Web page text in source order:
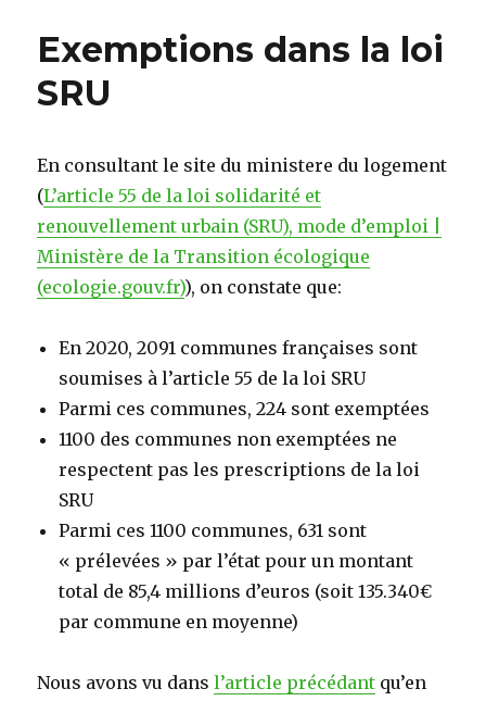
Exemptions dans la loi
SRU
En consultant le site du ministere du logement
(L’article 55 de la loi solidarité et
renouvellement urbain (SRU), mode d’emploi |
Ministère de la Transition écologique
(ecologie.gouv.fr)), on constate que:
En 2020, 2091 communes françaises sont
soumises à l’article 55 de la loi SRU
Parmi ces communes, 224 sont exemptées
1100 des communes non exemptées ne
respectent pas les prescriptions de la loi
SRU
Parmi ces 1100 communes, 631 sont
« prélevées » par l’état pour un montant
total de 85,4 millions d’euros (soit 135.340€
par commune en moyenne)
Nous avons vu dansl’article précédant qu’en